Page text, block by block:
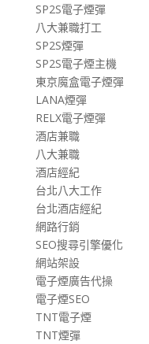
SP2S電子煙彈
八大兼職打工
SP2S煙彈
SP2S電子煙主機
東京魔盒電子煙彈
LANA煙彈
RELX電子煙彈
酒店兼職
八大兼職
酒店經紀
台北八大工作
台北酒店經紀
網路行銷
SEO搜尋引擎優化
網站架設
電子煙廣告代操
電子煙SEO
TNT電子煙
TNT煙彈